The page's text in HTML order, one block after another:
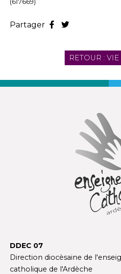
Partager
RETOUR :
DDEC 07
Direction diocèsaine de
catholique de l'Ardèche